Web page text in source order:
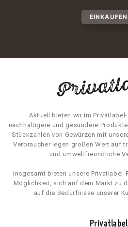
EINKAUFEN
Aktuell bieten wir im
nachhaltigere und gesündere
Stückzahlen von Gewürzen mit
Verbraucher legen großen Wert auf
und umweltfreundliche
Insgesamt bieten unsere
Möglichkeit, sich auf dem Markt zu
auf die Bedürfnisse unserer
Privatlabel